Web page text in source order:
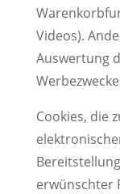
Videos).
Auswertung
Cookies, die
erwünschter